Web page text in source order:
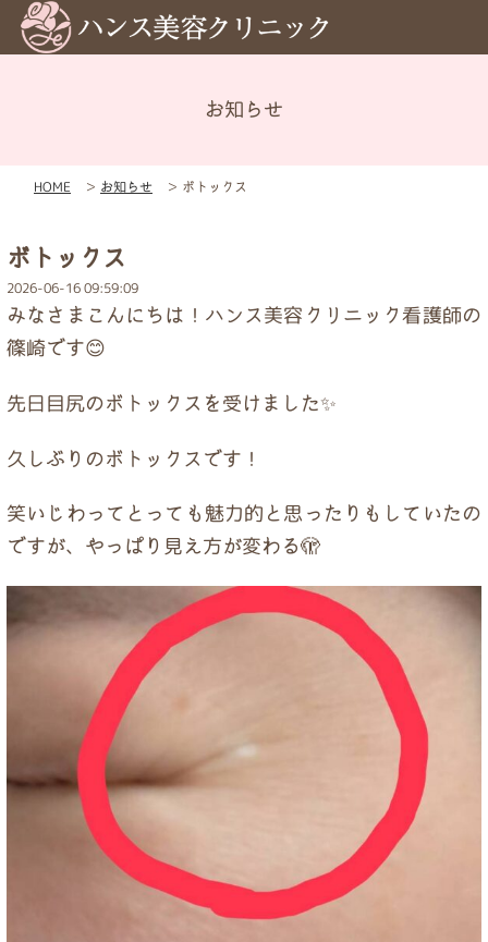
トップページ
お知らせ
HOME ＞ お知らせ ＞ ボトックス
ボトックス
2026-06-16 09:59:09
みなさまこんにちは！ハンス美容クリニック看護師の
篠崎です😊
先日目尻のボトックスを受けました✨
久しぶりのボトックスです！
笑いじわってとっても魅力的と思ったりもしていたの
ですが、やっぱり見え方が変わる🫣